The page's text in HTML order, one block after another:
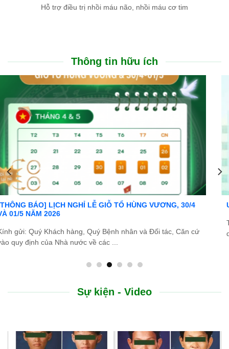
Hỗ trợ điều trị nhồi máu não, nhồi máu cơ tim
Thông tin hữu ích
Ưu đãi đặc biệt: Khám chữa bệnh áp dụng BHYT
do thiên tai lũ lụt, Bệnh viện Bình Dân ...
Sự kiện - Video